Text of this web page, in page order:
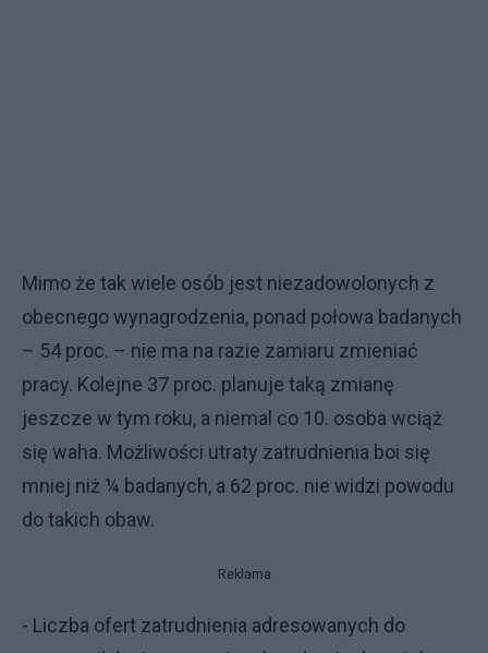
Mimo że tak wiele osób jest niezadowolonych z
obecnego wynagrodzenia, ponad połowa badanych
– 54 proc. – nie ma na razie zamiaru zmieniać
pracy. Kolejne 37 proc. planuje taką zmianę
jeszcze w tym roku, a niemal co 10. osoba wciąż
się waha. Możliwości utraty zatrudnienia boi się
mniej niż ¼ badanych, a 62 proc. nie widzi powodu
do takich obaw.
Reklama
- Liczba ofert zatrudnienia adresowanych do